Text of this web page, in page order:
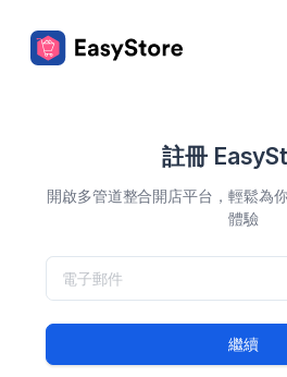
註冊
開啟多管道整合開店平台，輕鬆為
體驗
繼續